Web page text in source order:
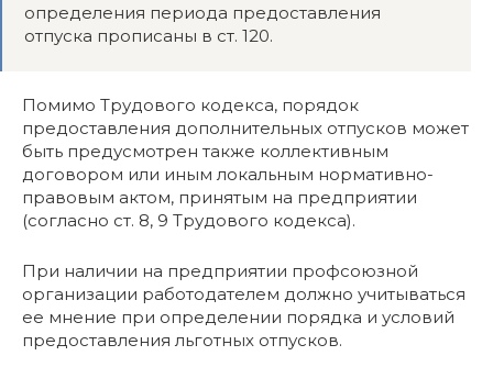
определения периода предоставления
отпуска прописаны в ст. 120.
Помимо Трудового кодекса, порядок
предоставления дополнительных отпусков может
быть предусмотрен также коллективным
договором или иным локальным нормативно-
правовым актом, принятым на предприятии
(согласно ст. 8, 9 Трудового кодекса).
При наличии на предприятии профсоюзной
организации работодателем должно учитываться
ее мнение при определении порядка и условий
предоставления льготных отпусков.